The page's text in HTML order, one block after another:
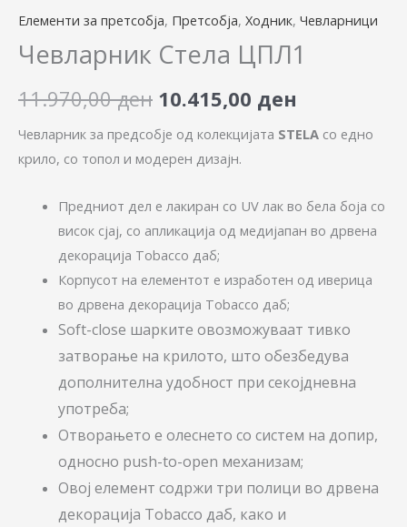
Елементи за претсобја, Претсобја, Ходник, Чевларници
Чевларник Стела ЦПЛ1
11.970,00ден 10.415,00 ден
Чевларник за предсобје од колекцијата STELA со едно
крило, со топол и модерен дизајн.
Предниот дел е лакиран со UV лак во бела боја со
висок сјај, со апликација од медијапан во дрвена
декорација Tobacco даб;
Корпусот на елементот е изработен од иверица
во дрвена декорација Tobacco даб;
Soft-close шарките овозможуваат тивко
затворање на крилото, што обезбедува
дополнителна удобност при секојдневна
употреба;
Отворањето е олеснето со систем на допир,
односно push-to-open механизам;
Овој елемент содржи три полици во дрвена
декорација Tobacco даб, како и